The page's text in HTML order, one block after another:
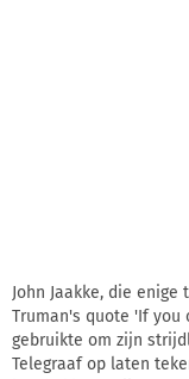
John Jaakke, die
Truman's quote 'If
gebruikte om zijn
Telegraaf op laten